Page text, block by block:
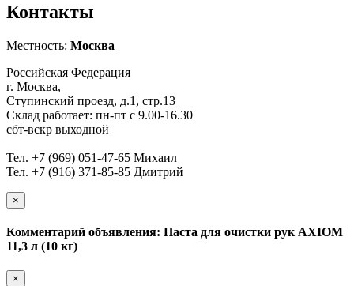
Контакты
Местность: Москва
Российская Федерация
г. Москва,
Ступинский проезд, д.1, стр.13
Склад работает: пн-пт с 9.00-16.30
сбт-вскр выходной
Тел. +7 (969) 051-47-65 Михаил
Тел. +7 (916) 371-85-85 Дмитрий
×
Комментарий объявления: Паста для очистки рук AXIOM
11,3 л (10 кг)
×